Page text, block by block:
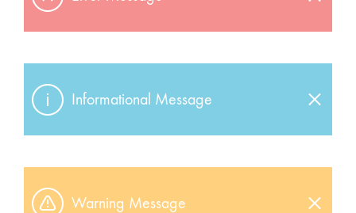
Informational Message
Warning Message